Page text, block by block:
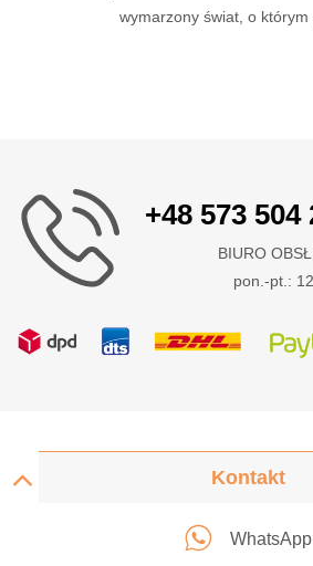
wymarzony świat, o którym
+48 573 504
BIURO
pon.-pt.:
Kontakt
WhatsApp